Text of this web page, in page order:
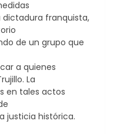
franquista,
de un grupo que
a quienes
La
en tales actos
justicia histórica.